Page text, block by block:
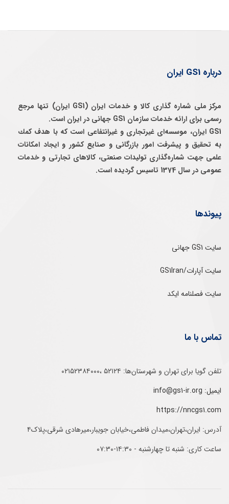
درباره GS1 ایران
مرکز ملی شماره گذاری کالا و خدمات ایران (GS1 ایران) تنها مرجع
رسمی برای ارائه خدمات سازمان GS1 جهانی در ایران است.
GS1 ایران، موسسه‌ای غيرتجاری و غيرانتفاعی است كه با هدف كمك
به تحقيق و پيشرفت امور بازرگانی و صنايع كشور و ايجاد امكانات
علمی جهت شماره‌گذاری توليدات صنعتی، كالاهای تجارتی و خدمات
عمومی در سال 1374 تاسيس گرديده است.
پیوندها
سایت GS1 جهانی
سایت آپارات/GS1Iran
سایت فصلنامه ایکد
تماس با ما
تلفن‌ گویا برای‌ تهران‌‌ و‌ شهرستان‌ها:‌ ۵۲۱۲۴ ،۰۲۱۵۲۳۸۴۰۰۰
ایمیل: info@gs1-ir.org
https://nncgs1.com
آدرس: ایران،تهران،میدان فاطمی،خیابان جویبار،میرهادی شرقی،پلاک۴
ساعت کاری: شنبه تا چهارشنبه - ۱۴:۳۰-۰۷:۳۰